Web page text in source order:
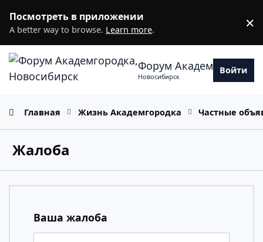
Посмотреть в приложении
A better way to browse. Learn more. ×
Форум Академгородка
Новосибирск
Войти
Главная Жизнь Академгородка Частные
Жалоба
Ваша жалоба